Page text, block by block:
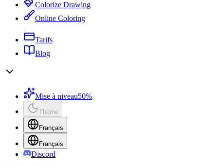
Colorize Drawing
Online Coloring
Tarifs
Blog
Mise à niveau50%
Thème
Français
Français
Discord